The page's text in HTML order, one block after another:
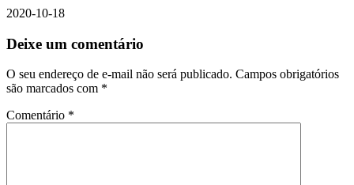
2020-10-18
Deixe um comentário
O seu endereço de e-mail não será publicado. Campos obrigatórios
são marcados com *
Comentário *